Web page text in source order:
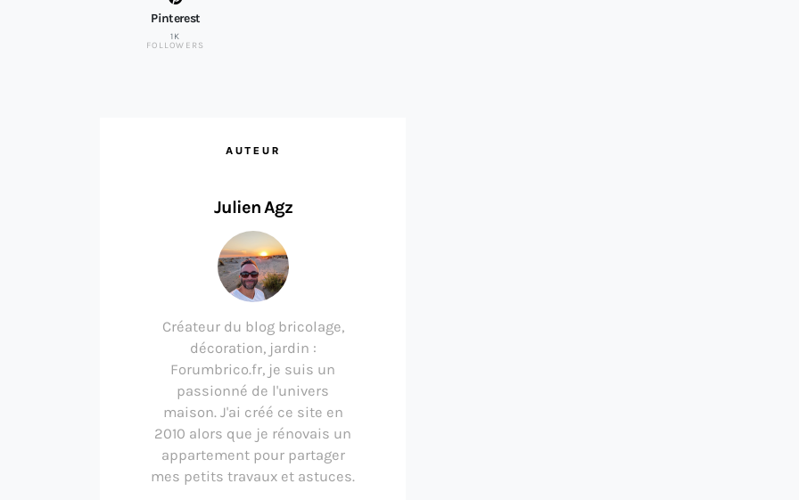
Pinterest
1K
FOLLOWERS
AUTEUR
Julien Agz
Créateur du blog bricolage,
décoration, jardin :
Forumbrico.fr, je suis un
passionné de l'univers
maison. J'ai créé ce site en
2010 alors que je rénovais un
appartement pour partager
mes petits travaux et astuces.